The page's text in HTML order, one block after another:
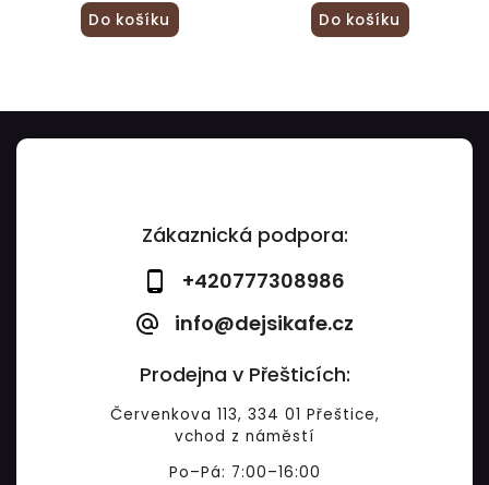
Do košíku Do košíku
Zákaznická podpora:
+420777308986
info@dejsikafe.cz
Prodejna v Přešticích:
Červenkova 113, 334 01 Přeštice,
vchod z náměstí
Po–Pá: 7:00–16:00